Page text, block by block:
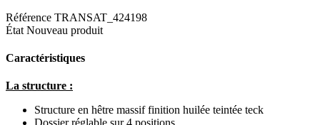
Référence TRANSAT_424198
État Nouveau produit
Caractéristiques
La structure :
Structure en hêtre massif finition huilée teintée teck
Dossier réglable sur 4 positions